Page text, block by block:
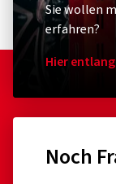
Sie wollen
erfahren?
Hier entlang
Noch